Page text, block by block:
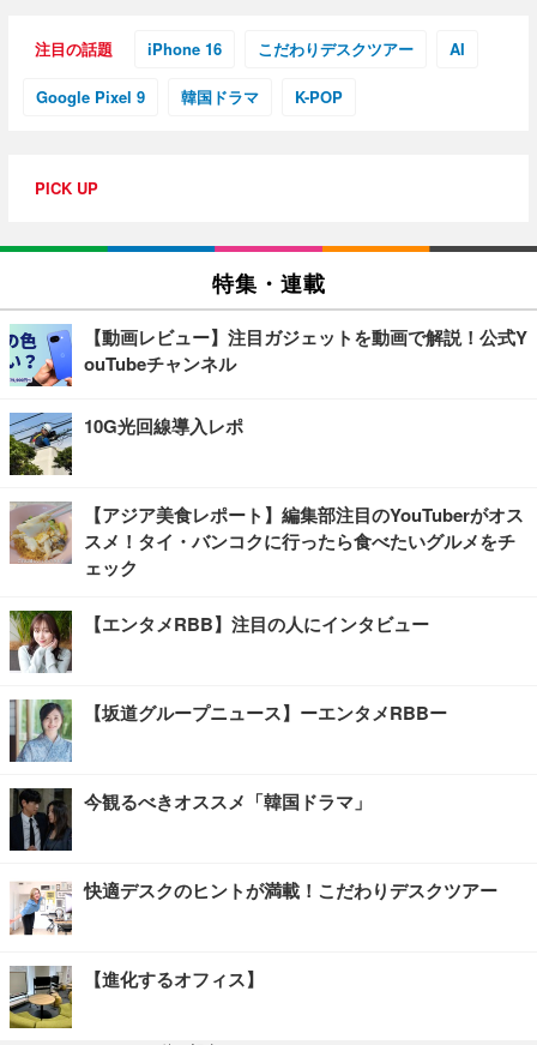
注目の話題 iPhone 16 こだわりデスクツアー AI
Google Pixel 9 韓国ドラマ K-POP
PICK UP
特集・連載
【動画レビュー】注目ガジェットを動画で解説！公式Y
ouTubeチャンネル
10G光回線導入レポ
【アジア美食レポート】編集部注目のYouTuberがオス
スメ！タイ・バンコクに行ったら食べたいグルメをチ
ェック
【エンタメRBB】注目の人にインタビュー
【坂道グループニュース】ーエンタメRBBー
今観るべきオススメ「韓国ドラマ」
快適デスクのヒントが満載！こだわりデスクツアー
【進化するオフィス】